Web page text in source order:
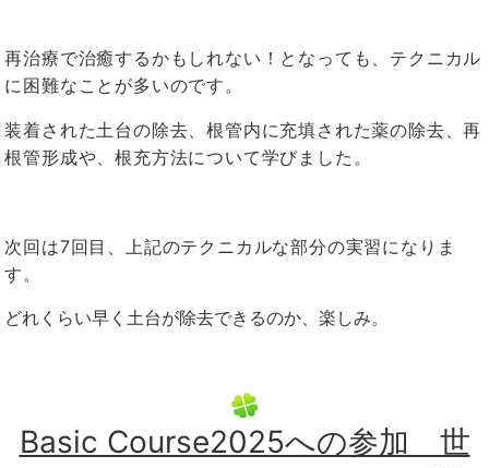
再治療で治癒するかもしれない！となっても、テクニカル
に困難なことが多いのです。
装着された土台の除去、根管内に充填された薬の除去、再
根管形成や、根充方法について学びました。
次回は7回目、上記のテクニカルな部分の実習になりま
す。
どれくらい早く土台が除去できるのか、楽しみ。
Basic Course2025への参加 世